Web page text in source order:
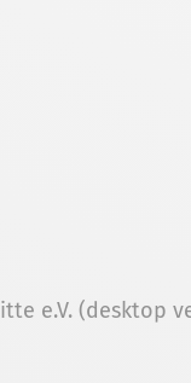
e.V. (desktop